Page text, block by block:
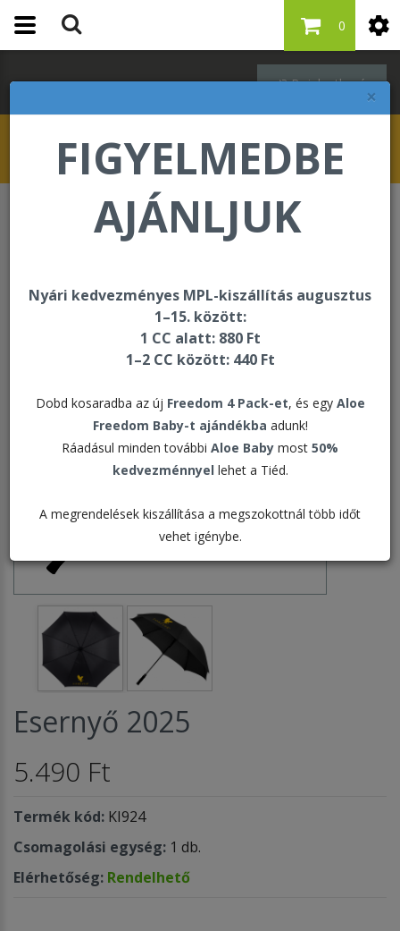
×
FIGYELMEDBE
AJÁNLJUK
Nyári kedvezményes MPL-kiszállítás augusztus
1–15. között:
1 CC alatt: 880 Ft
1–2 CC között: 440 Ft
Dobd kosaradba az új Freedom 4 Pack-et, és egy Aloe
Freedom Baby-t ajándékba adunk!
Ráadásul minden további Aloe Baby most 50%
kedvezménnyel lehet a Tiéd.
A megrendelések kiszállítása a megszokottnál több időt
vehet igénybe.
Bejelentkezés
0
Oktatási és segédanyagok
Kiegészítők
Esernyő 2025
Esernyő 2025
5.490 Ft
Termék kód: KI924
Csomagolási egység: 1 db.
Elérhetőség: Rendelhető